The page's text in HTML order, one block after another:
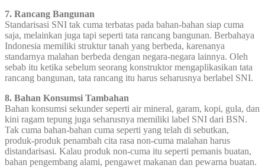
7. Rancang Bangunan
Standarisasi SNI tak cuma terbatas pada bahan-bahan siap cuma
saja, melainkan juga tapi seperti tata rancang bangunan. Berbahaya
Indonesia memiliki struktur tanah yang berbeda, karenanya
standarnya malahan berbeda dengan negara-negara lainnya. Oleh
sebab itu ketika sebelum seorang konstruktor mengaplikasikan tata
rancang bangunan, tata rancang itu harus seharusnya berlabel SNI.
8. Bahan Konsumsi Tambahan
Bahan konsumsi sekunder seperti air mineral, garam, kopi, gula, dan
kini ragam tepung juga seharusnya memiliki label SNI dari BSN.
Tak cuma bahan-bahan cuma seperti yang telah di sebutkan,
produk-produk penambah cita rasa non-cuma malahan harus
distandarisasi. Kalau produk non-cuma itu seperti pemanis buatan,
bahan pengembang alami, pengawet makanan dan pewarna buatan.